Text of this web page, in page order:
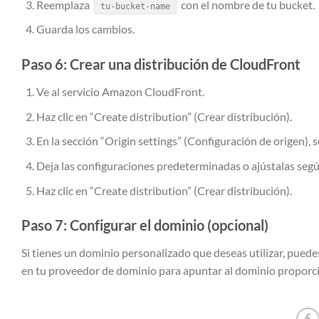
Reemplaza tu-bucket-name
con el nombre de tu bucket.
Guarda los cambios.
Paso 6: Crear una distribución de CloudFront
Ve al servicio Amazon CloudFront.
Haz clic en “Create distribution” (Crear distribución).
En la sección “Origin settings” (Configuración de origen),
Deja las configuraciones predeterminadas o ajústalas
Haz clic en “Create distribution” (Crear distribución).
Paso 7: Configurar el dominio (opcional)
Si tienes un dominio personalizado que deseas utilizar,
en tu proveedor de dominio para apuntar al dominio